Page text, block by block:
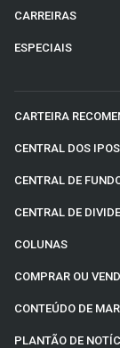
CARREIRAS
ESPECIAIS
CARTEIRA
CENTRAL DOS IPOS
CENTRAL DE
CENTRAL DE
COLUNAS
COMPRAR OU
CONTEÚDO DE
PLANTÃO DE